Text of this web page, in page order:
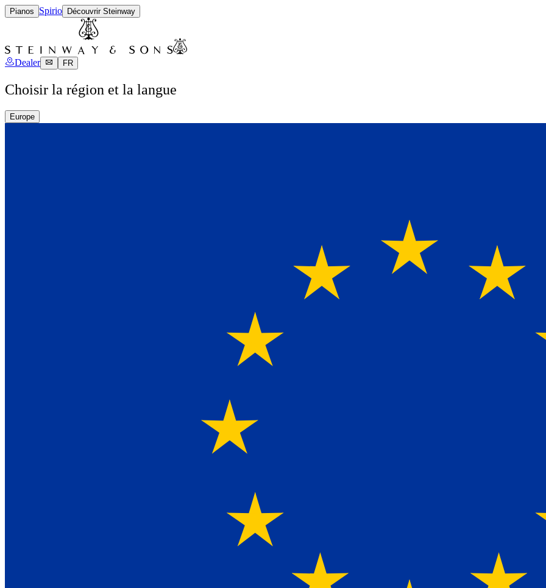
Pianos Spirio Découvrir Steinway
Dealer FR
Choisir la région et la langue
Europe